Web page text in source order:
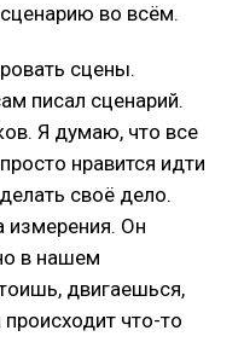
во всём.
сцены.
писал сценарий.
Я думаю, что все
нравится идти
своё дело.
измерения. Он
в нашем
двигаешься,
что-то